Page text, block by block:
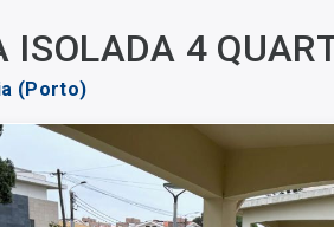
ISOLADA 4
(Porto)